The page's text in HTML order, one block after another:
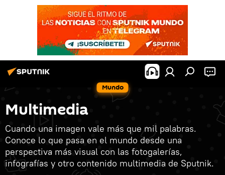
Mundo
Multimedia
Cuando una imagen vale más que mil palabras.
Conoce lo que pasa en el mundo desde una
perspectiva más visual con las fotogalerías,
infografías y otro contenido multimedia de Sputnik.